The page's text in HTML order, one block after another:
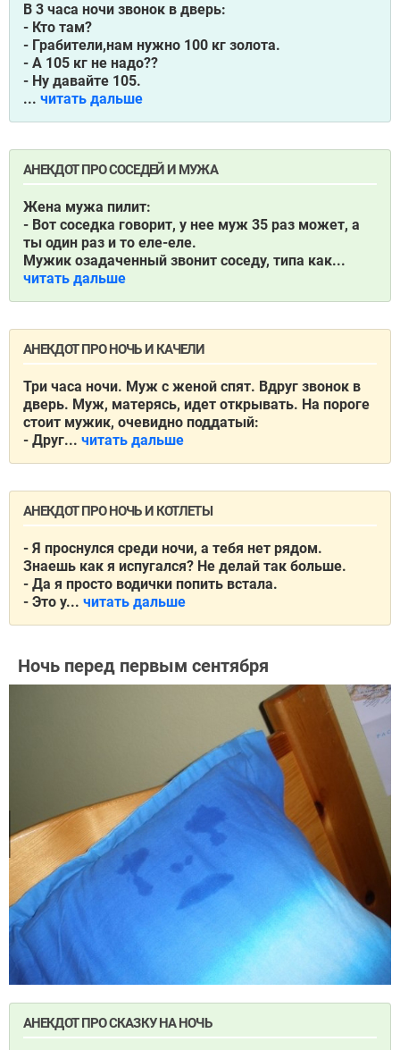
В 3 часа ночи звонок в дверь:
- Кто там?
- Грабители,нам нужно 100 кг золота.
- А 105 кг не надо??
- Ну давайте 105.
... читать дальше
АНЕКДОТ ПРО СОСЕДЕЙ И МУЖА
Жена мужа пилит:
- Вот соседка говорит, у нее муж 35 раз может, а
ты один раз и то еле-еле.
Мужик озадаченный звонит соседу, типа как...
читать дальше
АНЕКДОТ ПРО НОЧЬ И КАЧЕЛИ
Три часа ночи. Муж с женой спят. Вдруг звонок в
дверь. Муж, матерясь, идет открывать. На пороге
стоит мужик, очевидно поддатый:
- Друг... читать дальше
АНЕКДОТ ПРО НОЧЬ И КОТЛЕТЫ
- Я проснулся среди ночи, а тебя нет рядом.
Знаешь как я испугался? Не делай так больше.
- Да я просто водички попить встала.
- Это у... читать дальше
Ночь перед первым сентября
АНЕКДОТ ПРО СКАЗКУ НА НОЧЬ